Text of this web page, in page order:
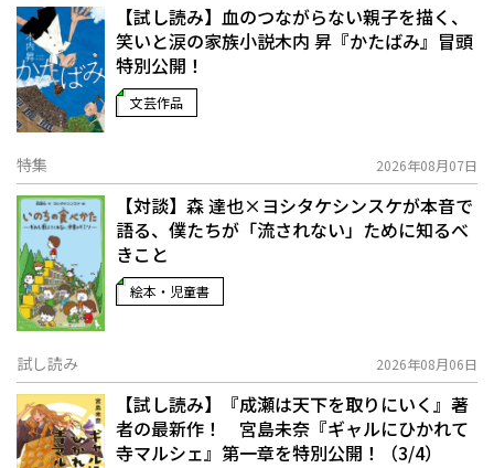
【試し読み】血のつながらない親子を描く、
笑いと涙の家族小説――木内 昇『かたばみ』冒頭
特別公開！
文芸作品
特集 2026年08月07日
【対談】森 達也×ヨシタケシンスケが本音で
語る、僕たちが「流されない」ために知るべ
きこと
絵本・児童書
試し読み 2026年08月06日
【試し読み】『成瀬は天下を取りにいく』著
者の最新作！ 宮島未奈『ギャルにひかれて
寺マルシェ』第一章を特別公開！（3/4）